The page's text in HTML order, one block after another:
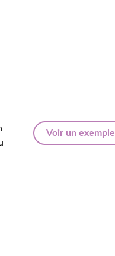
Voir un exemple